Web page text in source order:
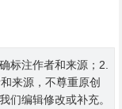
标注作者和来源；2.
来源，不尊重原创
们编辑修改或补充。